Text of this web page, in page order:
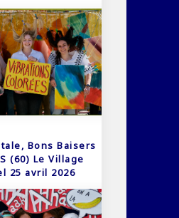
Bons Baisers
(60) Le Village
25 avril 2026